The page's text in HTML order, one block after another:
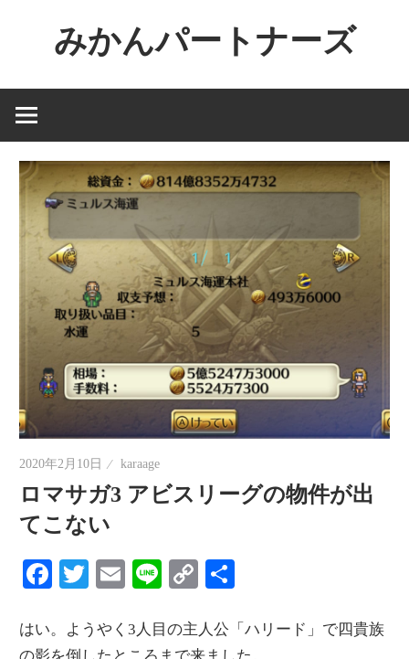
ン
へ
みかんパートナーズ
ー
ジ
ャ
ン
ル
で
役
に
立
情
を
世
界
へ
発
2020年2月10日 karaage
ロマサガ3 アビスリーグの物件が出
てこない
Facebook
Twitter
EmailLineCopy
はい。ようやく3人目の主人公「ハリード」で四貴族